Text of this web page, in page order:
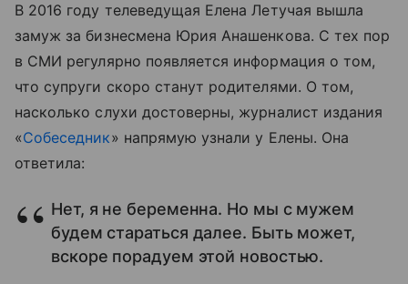
В 2016 году телеведущая Елена Летучая вышла
замуж за бизнесмена Юрия Анашенкова. С тех пор
в СМИ регулярно появляется информация о том,
что супруги скоро станут родителями. О том,
насколько слухи достоверны, журналист издания
«Cобеседник» напрямую узнали у Елены. Она
ответила:
Нет, я не беременна. Но мы с мужем
будем стараться далее. Быть может,
вскоре порадуем этой новостью.